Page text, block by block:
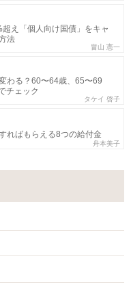
超え「個人向け国債」をキャ
法
畠山 憲一
わる？60〜64歳、65〜69
チェック
タケイ 啓子
ればもらえる8つの給付金
舟本美子